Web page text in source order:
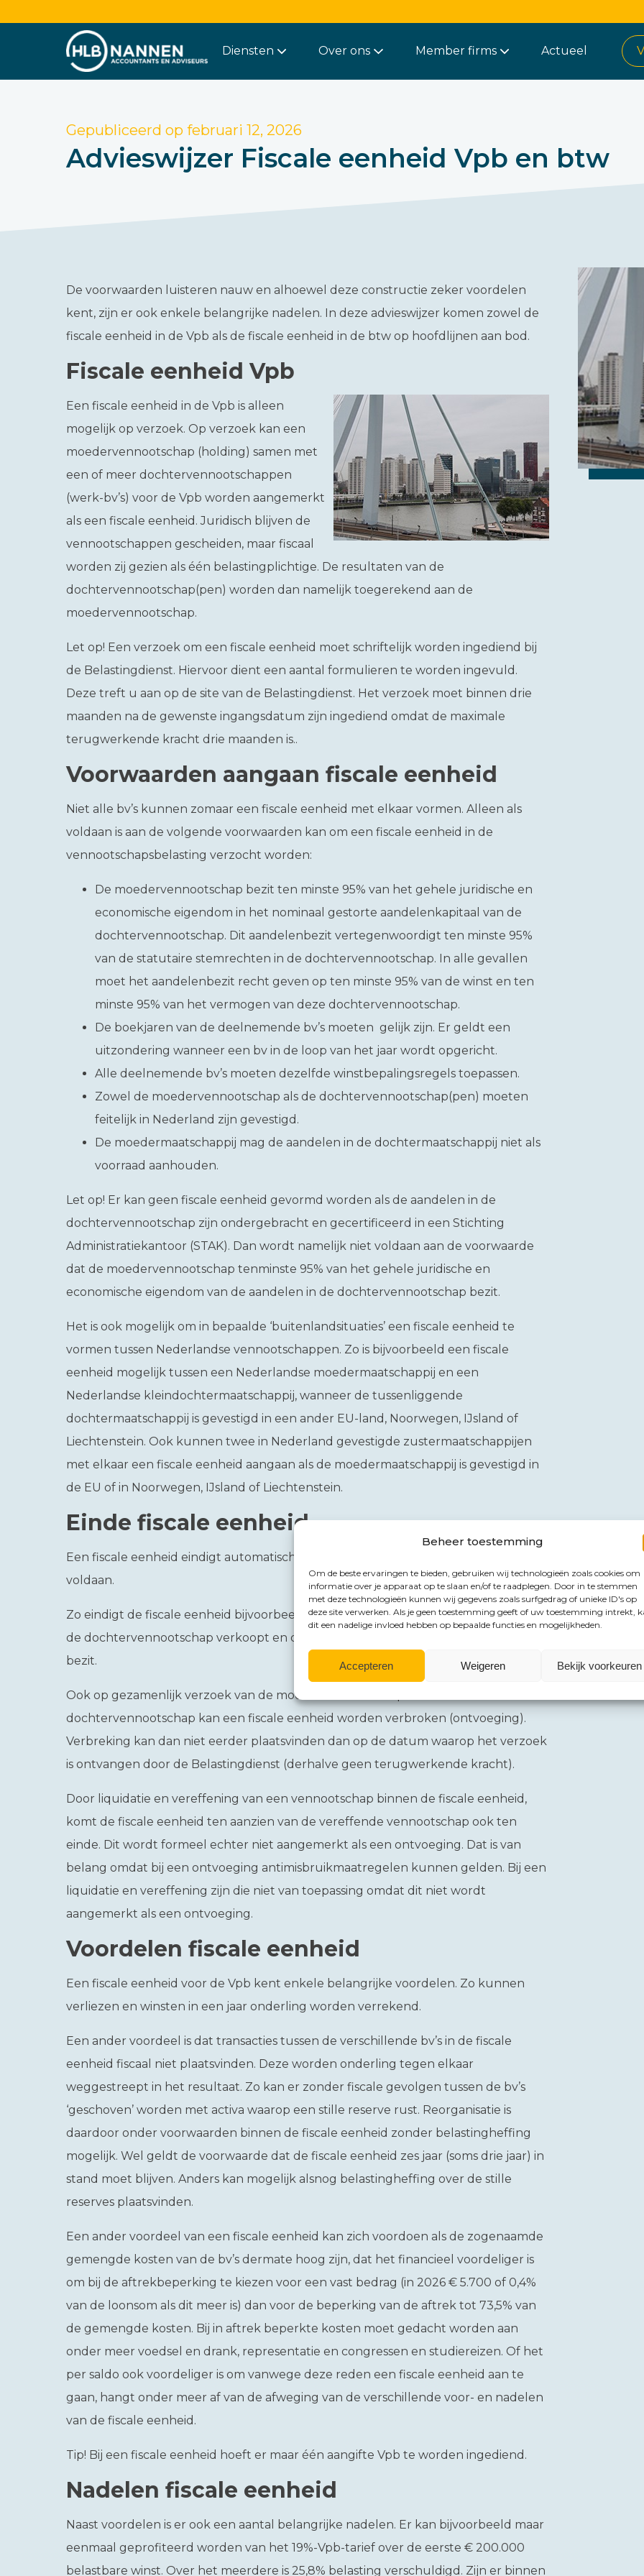
Beheer toestemming
Om de beste ervaringen te bieden, gebruiken wij technologieën zoals cookies om
informatie over je apparaat op te slaan en/of te raadplegen. Door in te stemmen
met deze technologieën kunnen wij gegevens zoals surfgedrag of unieke ID's op
deze site verwerken. Als je geen toestemming geeft of uw toestemming intrekt,
dit een nadelige invloed hebben op bepaalde functies en mogelijkheden.
Accepteren Weigeren Bekijk voorkeuren
Diensten Over ons Member firms Actueel
Gepubliceerd op februari 12, 2026
Advieswijzer Fiscale eenheid Vpb en btw
De voorwaarden luisteren nauw en alhoewel deze constructie zeker voordelen
kent, zijn er ook enkele belangrijke nadelen. In deze advieswijzer komen zowel de
fiscale eenheid in de Vpb als de fiscale eenheid in de btw op hoofdlijnen aan bod.
Fiscale eenheid Vpb
Een fiscale eenheid in de Vpb is alleen
mogelijk op verzoek. Op verzoek kan een
moedervennootschap (holding) samen met
een of meer dochtervennootschappen
(werk-bv’s) voor de Vpb worden aangemerkt
als een fiscale eenheid. Juridisch blijven de
vennootschappen gescheiden, maar fiscaal
worden zij gezien als één belastingplichtige. De resultaten van de
dochtervennootschap(pen) worden dan namelijk toegerekend aan de
moedervennootschap.
Let op! Een verzoek om een fiscale eenheid moet schriftelijk worden ingediend bij
de Belastingdienst. Hiervoor dient een aantal formulieren te worden ingevuld.
Deze treft u aan op de site van de Belastingdienst. Het verzoek moet binnen drie
maanden na de gewenste ingangsdatum zijn ingediend omdat de maximale
terugwerkende kracht drie maanden is..
Voorwaarden aangaan fiscale eenheid
Niet alle bv’s kunnen zomaar een fiscale eenheid met elkaar vormen. Alleen als
voldaan is aan de volgende voorwaarden kan om een fiscale eenheid in de
vennootschapsbelasting verzocht worden:
De moedervennootschap bezit ten minste 95% van het gehele juridische en
economische eigendom in het nominaal gestorte aandelenkapitaal van de
dochtervennootschap. Dit aandelenbezit vertegenwoordigt ten minste 95%
van de statutaire stemrechten in de dochtervennootschap. In alle gevallen
moet het aandelenbezit recht geven op ten minste 95% van de winst en ten
minste 95% van het vermogen van deze dochtervennootschap.
De boekjaren van de deelnemende bv’s moeten gelijk zijn. Er geldt een
uitzondering wanneer een bv in de loop van het jaar wordt opgericht.
Alle deelnemende bv’s moeten dezelfde winstbepalingsregels toepassen.
Zowel de moedervennootschap als de dochtervennootschap(pen) moeten
feitelijk in Nederland zijn gevestigd.
De moedermaatschappij mag de aandelen in de dochtermaatschappij niet als
voorraad aanhouden.
Let op! Er kan geen fiscale eenheid gevormd worden als de aandelen in de
dochtervennootschap zijn ondergebracht en gecertificeerd in een Stichting
Administratiekantoor (STAK). Dan wordt namelijk niet voldaan aan de voorwaarde
dat de moedervennootschap tenminste 95% van het gehele juridische en
economische eigendom van de aandelen in de dochtervennootschap bezit.
Het is ook mogelijk om in bepaalde ‘buitenlandsituaties’ een fiscale eenheid te
vormen tussen Nederlandse vennootschappen. Zo is bijvoorbeeld een fiscale
eenheid mogelijk tussen een Nederlandse moedermaatschappij en een
Nederlandse kleindochtermaatschappij, wanneer de tussenliggende
dochtermaatschappij is gevestigd in een ander EU-land, Noorwegen, IJsland of
Liechtenstein. Ook kunnen twee in Nederland gevestigde zustermaatschappijen
met elkaar een fiscale eenheid aangaan als de moedermaatschappij is gevestigd in
de EU of in Noorwegen, IJsland of Liechtenstein.
Einde fiscale eenheid
Een fiscale eenheid eindigt automatisch als niet langer aan de voorwaarden wordt
voldaan.
Zo eindigt de fiscale eenheid bijvoorbeeld als de moedervennootschap aandelen in
de dochtervennootschap verkoopt en daarna minder dan 95% van de aandelen
bezit.
Ook op gezamenlijk verzoek van de moedervennootschap en de
dochtervennootschap kan een fiscale eenheid worden verbroken (ontvoeging).
Verbreking kan dan niet eerder plaatsvinden dan op de datum waarop het verzoek
is ontvangen door de Belastingdienst (derhalve geen terugwerkende kracht).
Door liquidatie en vereffening van een vennootschap binnen de fiscale eenheid,
komt de fiscale eenheid ten aanzien van de vereffende vennootschap ook ten
einde. Dit wordt formeel echter niet aangemerkt als een ontvoeging. Dat is van
belang omdat bij een ontvoeging antimisbruikmaatregelen kunnen gelden. Bij een
liquidatie en vereffening zijn die niet van toepassing omdat dit niet wordt
aangemerkt als een ontvoeging.
Voordelen fiscale eenheid
Een fiscale eenheid voor de Vpb kent enkele belangrijke voordelen. Zo kunnen
verliezen en winsten in een jaar onderling worden verrekend.
Een ander voordeel is dat transacties tussen de verschillende bv’s in de fiscale
eenheid fiscaal niet plaatsvinden. Deze worden onderling tegen elkaar
weggestreept in het resultaat. Zo kan er zonder fiscale gevolgen tussen de bv’s
‘geschoven’ worden met activa waarop een stille reserve rust. Reorganisatie is
daardoor onder voorwaarden binnen de fiscale eenheid zonder belastingheffing
mogelijk. Wel geldt de voorwaarde dat de fiscale eenheid zes jaar (soms drie jaar) in
stand moet blijven. Anders kan mogelijk alsnog belastingheffing over de stille
reserves plaatsvinden.
Een ander voordeel van een fiscale eenheid kan zich voordoen als de zogenaamde
gemengde kosten van de bv’s dermate hoog zijn, dat het financieel voordeliger is
om bij de aftrekbeperking te kiezen voor een vast bedrag (in 2026 € 5.700 of 0,4%
van de loonsom als dit meer is) dan voor de beperking van de aftrek tot 73,5% van
de gemengde kosten. Bij in aftrek beperkte kosten moet gedacht worden aan
onder meer voedsel en drank, representatie en congressen en studiereizen. Of het
per saldo ook voordeliger is om vanwege deze reden een fiscale eenheid aan te
gaan, hangt onder meer af van de afweging van de verschillende voor- en nadelen
van de fiscale eenheid.
Tip! Bij een fiscale eenheid hoeft er maar één aangifte Vpb te worden ingediend.
Nadelen fiscale eenheid
Naast voordelen is er ook een aantal belangrijke nadelen. Er kan bijvoorbeeld maar
eenmaal geprofiteerd worden van het 19%-Vpb-tarief over de eerste € 200.000
belastbare winst. Over het meerdere is 25,8% belasting verschuldigd. Zijn er binnen